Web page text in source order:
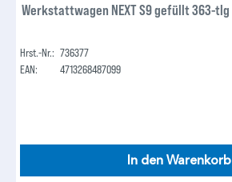
Werkstattwagen NEXT S9 gefüllt 363-tlg
Hrst.-Nr.: 736377
EAN:
4713268487099
In den Warenkorb